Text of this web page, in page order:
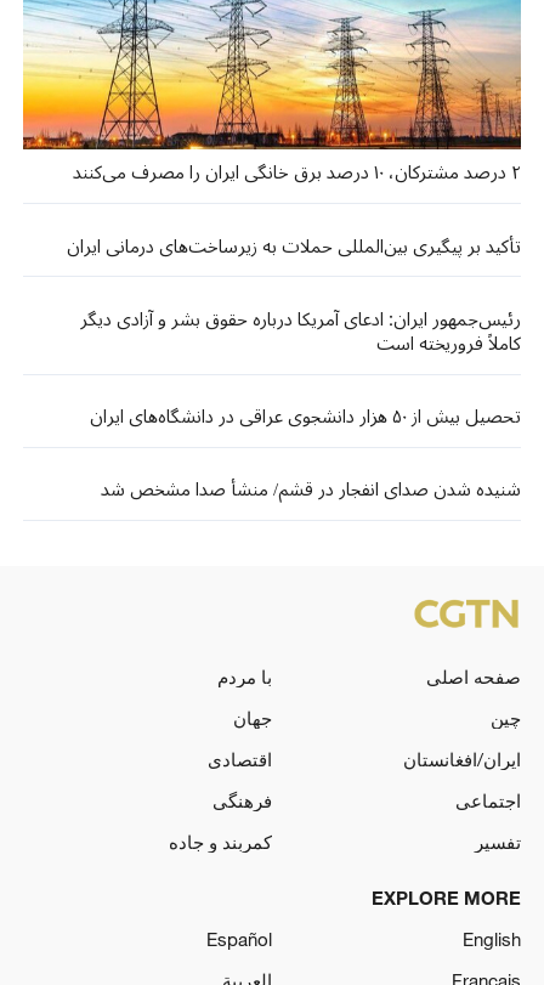
۲ درصد مشترکان، ۱۰ درصد برق خانگی ایران را مصرف می‌کنند
تأکید بر پیگیری بین‌المللی حملات به زیرساخت‌های درمانی ایران
رئیس‌جمهور ایران: ادعای آمریکا درباره حقوق بشر و آزادی دیگر
کاملاً فروریخته است
تحصیل بیش از ۵۰ هزار دانشجوی عراقی در دانشگاه‌های ایران
شنیده شدن صدای انفجار در قشم/ منشأ صدا مشخص شد
صفحه اصلی
با مردم
چین
جهان
ایران/افغانستان
اقتصادی
اجتماعی
فرهنگی
تفسیر
کمربند و جاده
EXPLORE MORE
English
Español
Français
العربية